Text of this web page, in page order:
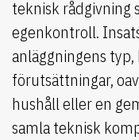
teknisk rådgivning
egenkontroll.
anläggningens
förutsättningar,
hushåll eller en
samla teknisk